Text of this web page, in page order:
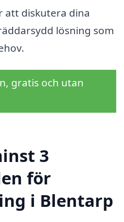
att diskutera dina
lösning som
gratis och utan
3
för
i Blentarp